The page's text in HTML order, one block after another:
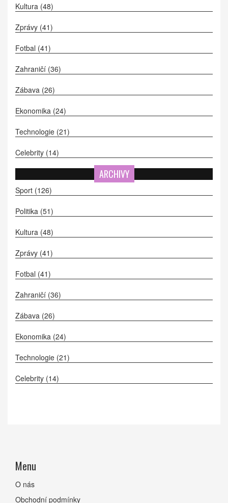
Kultura (48)
Zprávy (41)
Fotbal (41)
Zahraničí (36)
Zábava (26)
Ekonomika (24)
Technologie (21)
Celebrity (14)
ARCHIVY
Sport (126)
Politika (51)
Kultura (48)
Zprávy (41)
Fotbal (41)
Zahraničí (36)
Zábava (26)
Ekonomika (24)
Technologie (21)
Celebrity (14)
Menu
O nás
Obchodní podmínky